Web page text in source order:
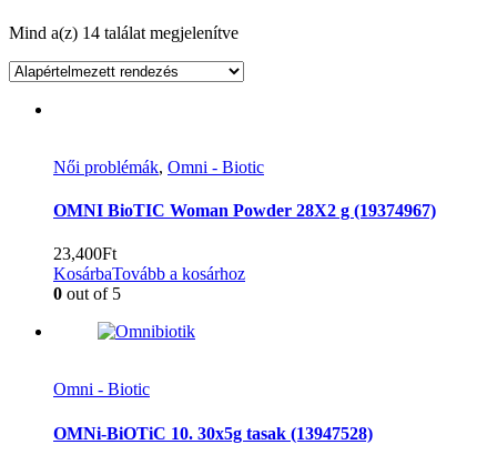
Mind a(z) 14 találat megjelenítve
Női problémák, Omni - Biotic
OMNI BioTIC Woman Powder 28X2 g (19374967)
23,400Ft
KosárbaTovább a kosárhoz
0 out of 5
Omni - Biotic
OMNi-BiOTiC 10. 30x5g tasak (13947528)